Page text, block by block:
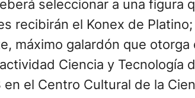
seleccionar a una
recibirán el Konex de
máximo galardón que
Ciencia y Tecnología
el Centro Cultural de la